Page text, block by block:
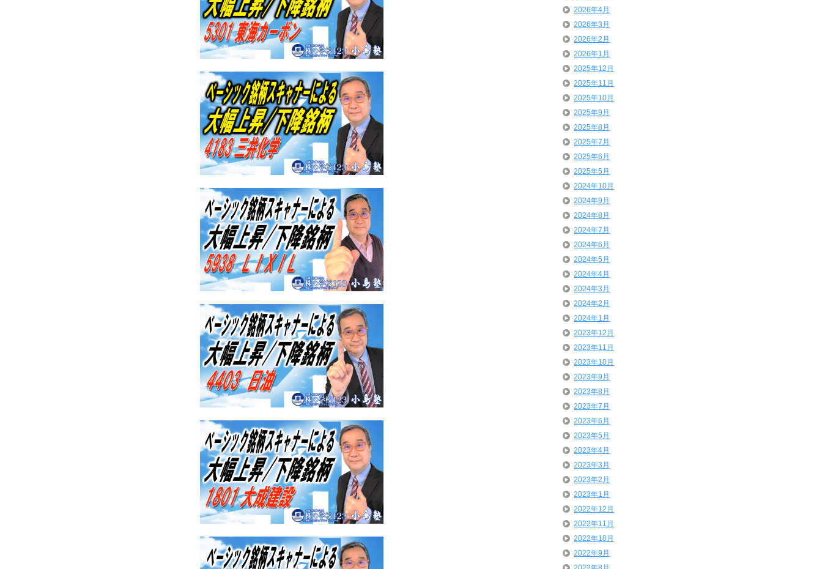
2026年4月
2026年3月
2026年2月
2026年1月
2025年12月
2025年11月
2025年10月
2025年9月
2025年8月
2025年7月
2025年6月
2025年5月
2024年10月
2024年9月
2024年8月
2024年7月
2024年6月
2024年5月
2024年4月
2024年3月
2024年2月
2024年1月
2023年12月
2023年11月
2023年10月
2023年9月
2023年8月
2023年7月
2023年6月
2023年5月
2023年4月
2023年3月
2023年2月
2023年1月
2022年12月
2022年11月
2022年10月
2022年9月